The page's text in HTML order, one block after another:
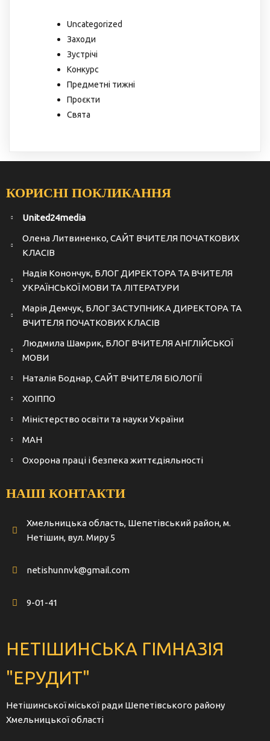
Uncategorized
Заходи
Зустрічі
Конкурс
Предметні тижні
Проєкти
Свята
КОРИСНІ ПОКЛИКАННЯ
United24media
Олена Литвиненко, САЙТ ВЧИТЕЛЯ ПОЧАТКОВИХ
КЛАСІВ
Надія Конончук, БЛОГ ДИРЕКТОРА ТА ВЧИТЕЛЯ
УКРАЇНСЬКОЇ МОВИ ТА ЛІТЕРАТУРИ
Марія Демчук, БЛОГ ЗАСТУПНИКА ДИРЕКТОРА ТА
ВЧИТЕЛЯ ПОЧАТКОВИХ КЛАСІВ
Людмила Шамрик, БЛОГ ВЧИТЕЛЯ АНГЛІЙСЬКОЇ
МОВИ
Наталія Боднар, САЙТ ВЧИТЕЛЯ БІОЛОГІЇ
ХОІППО
Міністерство освіти та науки України
МАН
Охорона праці і безпека життєдіяльності
НАШІ КОНТАКТИ
Хмельницька область, Шепетівський район, м.
Нетішин, вул. Миру 5
netishunnvk@gmail.com
9-01-41
НЕТІШИНСЬКА ГІМНАЗІЯ
"ЕРУДИТ"
Нетішинської міської ради Шепетівського району
Хмельницької області